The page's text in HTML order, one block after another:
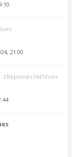
21:00
2Réponses1641Vues